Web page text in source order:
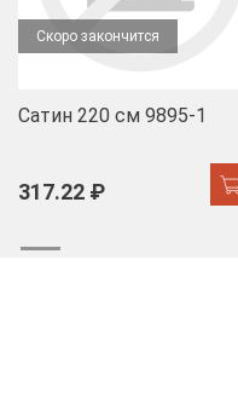
Скоро закончится
Сатин 220 см 9895-1
317.22 ₽